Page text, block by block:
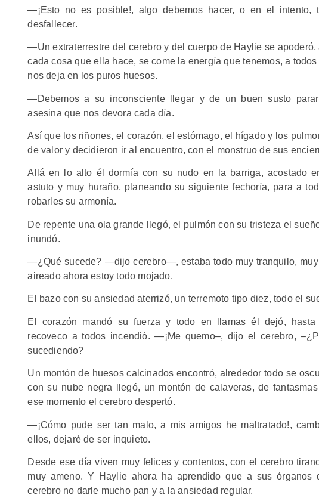
—¡Esto no es posible!, algo debemos hacer, o en el intento,
desfallecer.
—Un extraterrestre del cerebro y del cuerpo de Haylie se apoderó,
cada cosa que ella hace, se come la energía que tenemos, a
nos deja en los puros huesos.
—Debemos a su inconsciente llegar y de un buen susto
asesina que nos devora cada día.
Así que los riñones, el corazón, el estómago, el hígado y los
de valor y decidieron ir al encuentro, con el monstruo de sus
Allá en lo alto él dormía con su nudo en la barriga, acostado
astuto y muy huraño, planeando su siguiente fechoría, para a
robarles su armonía.
De repente una ola grande llegó, el pulmón con su tristeza el
inundó.
—¿Qué sucede? —dijo cerebro—,estaba todo muy tranquilo,
aireado ahora estoy todo mojado.
El bazo con su ansiedad aterrizó, un terremoto tipo diez, todo el
El corazón mandó su fuerza y todo en llamas él dejó,
recoveco a todos incendió. —¡Me quemo–, dijo el cerebro, –¿P
sucediendo?
Un montón de huesos calcinados encontró, alrededor todo se
con su nube negra llegó, un montón de calaveras, de
ese momento el cerebro despertó.
—¡Cómo pude ser tan malo, a mis amigos he maltratado!,
ellos, dejaré de ser inquieto.
Desde ese día viven muy felices y contentos, con el cerebro
muy ameno. Y Haylie ahora ha aprendido que a sus órganos
cerebro no darle mucho pan y a la ansiedad regular.